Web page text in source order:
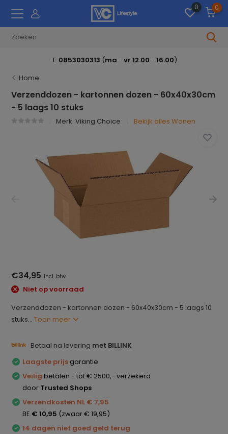
0 0
T: 0853030313 (ma - vr 12.00 - 16.00)
Home
Verzenddozen - kartonnen dozen - 60x40x30cm
- 5 laags 10 stuks
Merk:Viking Choice Bekijk alles Wonen
€34,95 Incl. btw
Niet op voorraad
Verzenddozen - kartonnen dozen - 60x40x30cm - 5 laags 10
stuks...Toon meer
Betaal na levering met BILLINK
Laagste prijs garantie
Veilig betalen - tot € 2500,- verzekerd
door Trusted Shops
Verzendkosten NL € 7,95
BE € 10,95 (zwaar € 19,95)
14 dagen niet goed geld terug